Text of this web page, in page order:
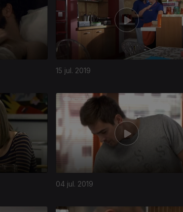
15 jul. 2019
04 jul. 2019